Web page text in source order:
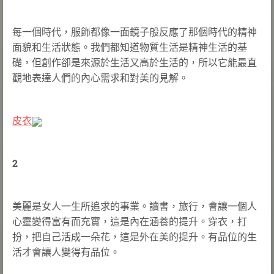
每一個時代，服飾都像一面鏡子般反應了那個時代的精神
面貌和生活狀態。我們都知道物質生活是精神生活的基
礎，但創作卻是來源於生活又高於生活的，所以它能最直
觀地表達人們的內心需求和對美的見解。
皮衣
2
美麗是女人一生所追求的事業。讀書，旅行，會讓一個人
心靈變得富有而充實，這是內在涵養的提升。穿衣，打
扮，把自己活成一朵花，這是外在美的提升。有品位的生
活才會讓人變得有品位。